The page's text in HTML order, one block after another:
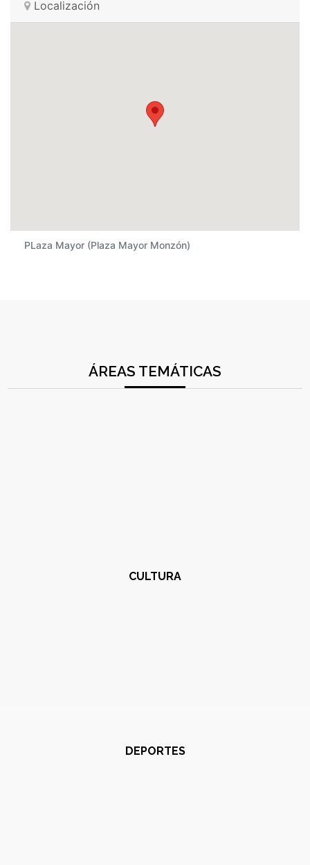
Localización
PLaza Mayor (Plaza Mayor Monzón)
ÁREAS TEMÁTICAS
CULTURA
DEPORTES